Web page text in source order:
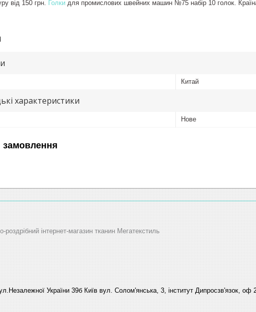
від 150 грн. Голки для промислових швейних машин №75 набір 10 голок.
Китай
характеристики
Нове
замовлення
роздрібний інтернет-магазин тканин Мегатекстиль
України 39б Київ вул. Солом'янська, 3, інститут Дипросзв'язок, оф